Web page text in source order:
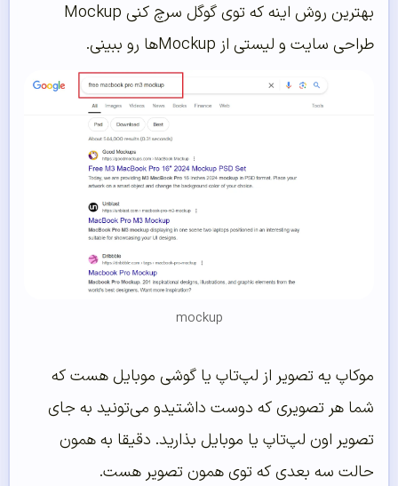
بهترین روش اینه که توی گوگل سرچ کنی Mockup
طراحی سایت و لیستی از Mockup‌ها رو ببینی.
mockup
موکاپ یه تصویر از لپ‌تاپ یا گوشی موبایل هست که
شما هر تصویری که دوست داشتیدو می‌تونید به جای
تصویر اون لپ‌تاپ یا موبایل بذارید. دقیقا به همون
حالت سه بعدی که توی همون تصویر هست.